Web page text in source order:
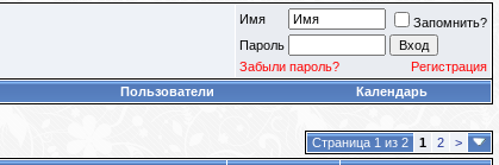
Имя
Запомнить?
Пароль
Забыли пароль?
Регистрация
Пользователи Календарь
Страница 1 из 2 1 2 >